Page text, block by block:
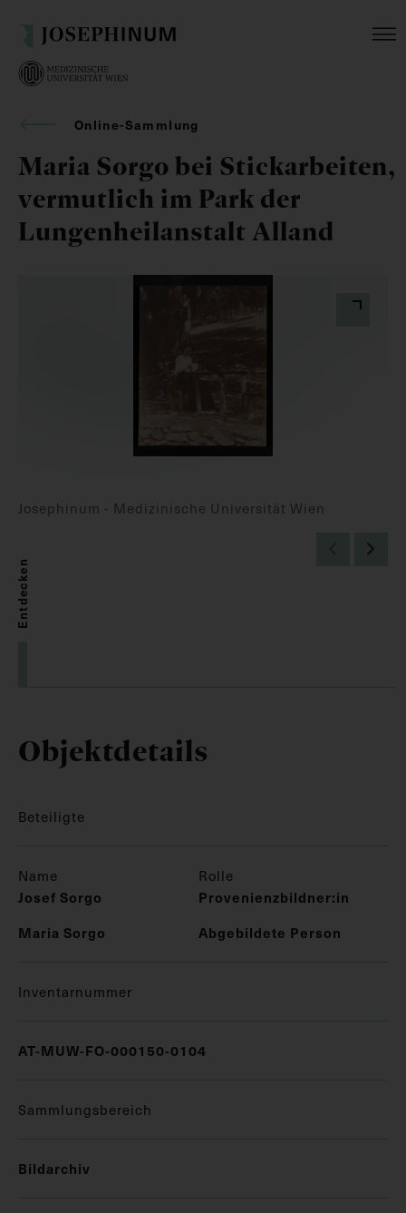
Online-Sammlung
Maria Sorgo bei Stickarbeiten,
vermutlich im Park der
Lungenheilanstalt Alland
Josephinum - Medizinische Universität Wien
Entdecken
Objektdetails
Beteiligte
Name Rolle
Josef Sorgo
Provenienzbildner:in
Maria Sorgo
Abgebildete Person
Inventarnummer
AT-MUW-FO-000150-0104
Sammlungsbereich
Bildarchiv